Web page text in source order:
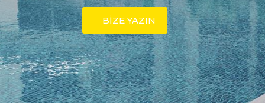
BİZE YAZIN